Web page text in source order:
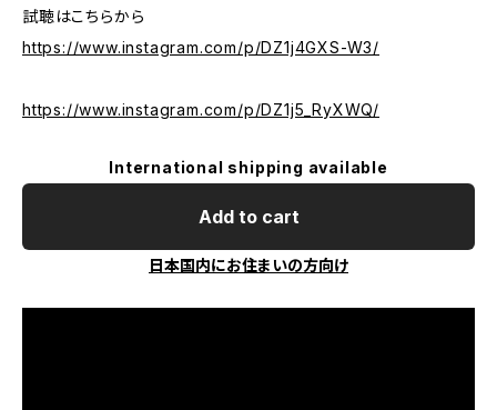
試聴はこちらから
https://www.instagram.com/p/DZ1j4GXS-W3/
https://www.instagram.com/p/DZ1j5_RyXWQ/
International shipping available
Add to cart
日本国内にお住まいの方向け